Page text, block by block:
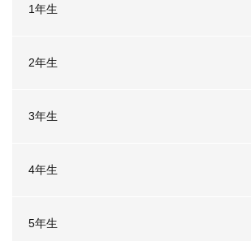
1年生
2年生
3年生
4年生
5年生